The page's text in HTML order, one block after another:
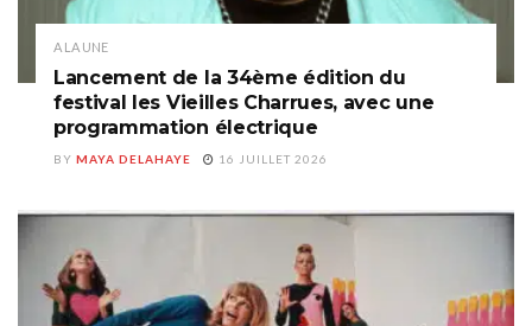
A LA UNE
Lancement de la 34ème édition du
festival les Vieilles Charrues, avec une
programmation électrique
BY MAYA DELAHAYE 16 JUILLET 2026